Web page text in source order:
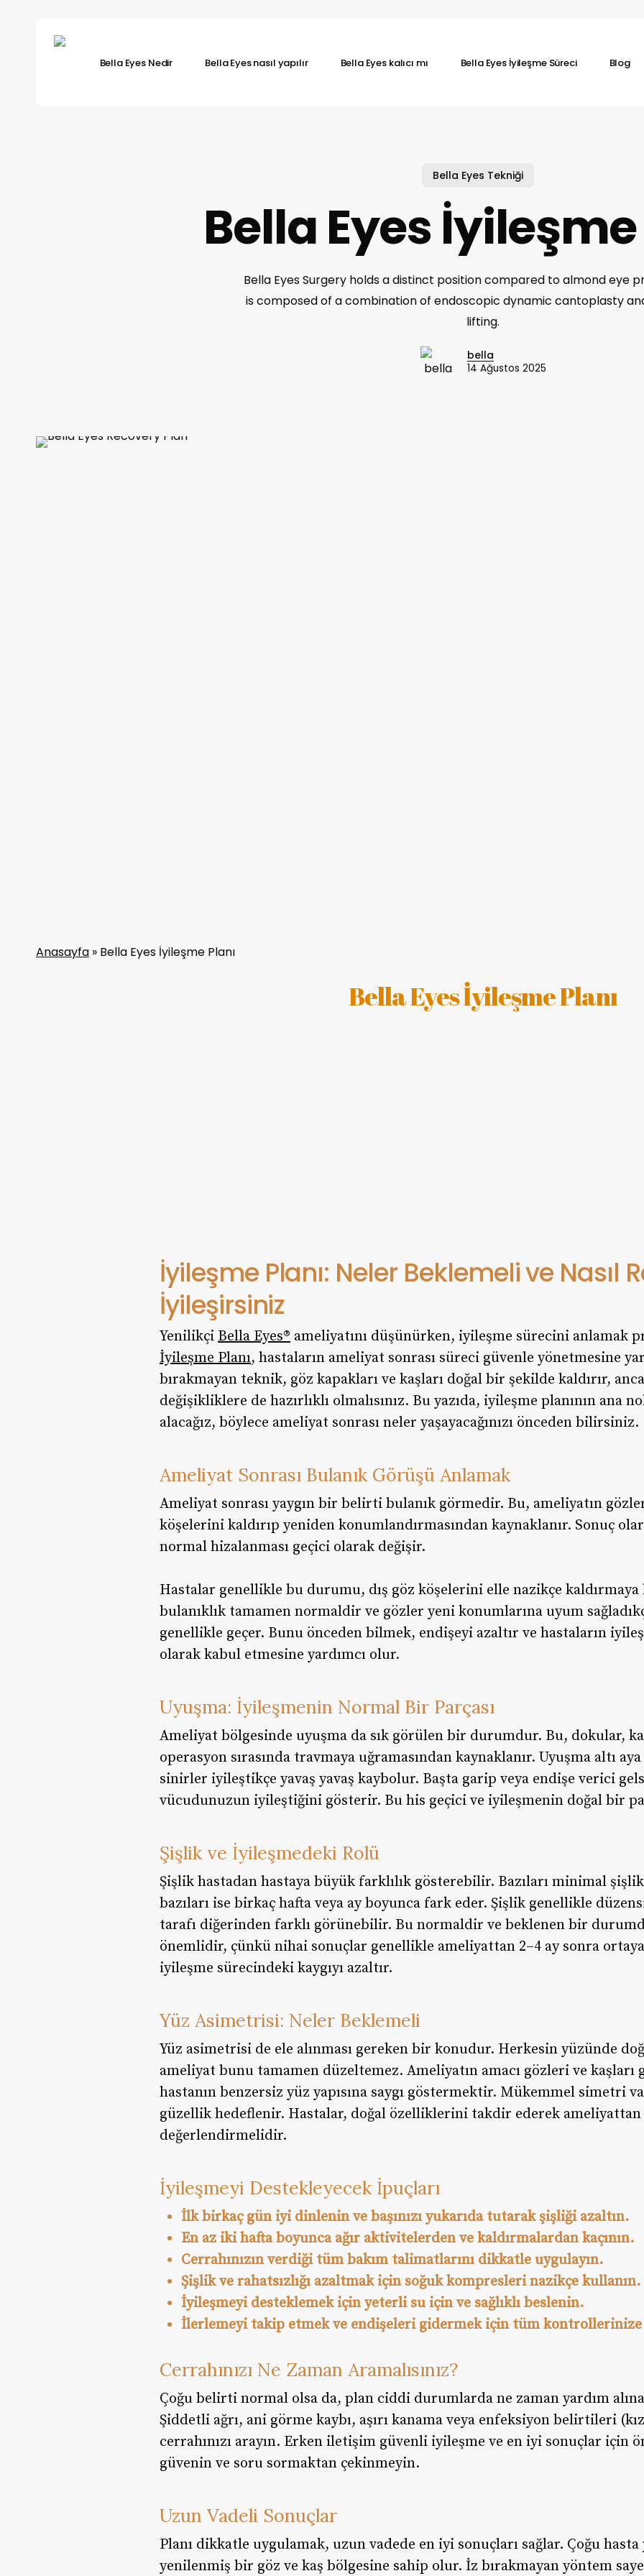
Bella Eyes Nedir Bella Eyes nasıl yapılır Bella Eyes kalıcı mı Bella Eyes İyileşme Süreci Blog
Bella Eyes Tekniği
Bella Eyes İyileşme
Bella Eyes Surgery holds a distinct position compared to almond eye
is composed of a combination of endoscopic dynamic cantoplasty
lifting.
bella
14 Ağustos 2025
Anasayfa » Bella Eyes İyileşme Planı
Bella Eyes İyileşme Planı
İyileşme Planı: Neler Beklemeli ve Nasıl
İyileşirsiniz
Yenilikçi Bella Eyes® ameliyatını düşünürken, iyileşme sürecini anlamak
İyileşme Planı, hastaların ameliyat sonrası süreci güvenle yönetmesine
bırakmayan teknik, göz kapakları ve kaşları doğal bir şekilde kaldırır,
değişikliklere de hazırlıklı olmalısınız. Bu yazıda, iyileşme planının ana
alacağız, böylece ameliyat sonrası neler yaşayacağınızı önceden bilirsiniz.
Ameliyat Sonrası Bulanık Görüşü Anlamak
Ameliyat sonrası yaygın bir belirti bulanık görmedir. Bu, ameliyatın
köşelerini kaldırıp yeniden konumlandırmasından kaynaklanır. Sonuç
normal hizalanması geçici olarak değişir.
Hastalar genellikle bu durumu, dış göz köşelerini elle nazikçe
bulanıklık tamamen normaldir ve gözler yeni konumlarına uyum
genellikle geçer. Bunu önceden bilmek, endişeyi azaltır ve hastaların
olarak kabul etmesine yardımcı olur.
Uyuşma: İyileşmenin Normal Bir Parçası
Ameliyat bölgesinde uyuşma da sık görülen bir durumdur. Bu, dokular,
operasyon sırasında travmaya uğramasından kaynaklanır. Uyuşma altı
sinirler iyileştikçe yavaş yavaş kaybolur. Başta garip veya endişe verici
vücudunuzun iyileştiğini gösterir. Bu his geçici ve iyileşmenin doğal bir
Şişlik ve İyileşmedeki Rolü
Şişlik hastadan hastaya büyük farklılık gösterebilir. Bazıları minimal şişlik
bazıları ise birkaç hafta veya ay boyunca fark eder. Şişlik genellikle
tarafı diğerinden farklı görünebilir. Bu normaldir ve beklenen bir
önemlidir, çünkü nihai sonuçlar genellikle ameliyattan 2–4 ay sonra
iyileşme sürecindeki kaygıyı azaltır.
Yüz Asimetrisi: Neler Beklemeli
Yüz asimetrisi de ele alınması gereken bir konudur. Herkesin yüzünde
ameliyat bunu tamamen düzeltemez. Ameliyatın amacı gözleri ve kaşları
hastanın benzersiz yüz yapısına saygı göstermektir. Mükemmel simetri
güzellik hedeflenir. Hastalar, doğal özelliklerini takdir ederek
değerlendirmelidir.
İyileşmeyi Destekleyecek İpuçları
İlk birkaç gün iyi dinlenin ve başınızı yukarıda tutarak şişliği azaltın.
En az iki hafta boyunca ağır aktivitelerden ve kaldırmalardan kaçının.
Cerrahınızın verdiği tüm bakım talimatlarını dikkatle uygulayın.
Şişlik ve rahatsızlığı azaltmak için soğuk kompresleri nazikçe kullanın.
İyileşmeyi desteklemek için yeterli su için ve sağlıklı beslenin.
İlerlemeyi takip etmek ve endişeleri gidermek için tüm
Cerrahınızı Ne Zaman Aramalısınız?
Çoğu belirti normal olsa da, plan ciddi durumlarda ne zaman yardım
Şiddetli ağrı, ani görme kaybı, aşırı kanama veya enfeksiyon belirtileri
cerrahınızı arayın. Erken iletişim güvenli iyileşme ve en iyi sonuçlar için
güvenin ve soru sormaktan çekinmeyin.
Uzun Vadeli Sonuçlar
Planı dikkatle uygulamak, uzun vadede en iyi sonuçları sağlar. Çoğu hasta
yenilenmiş bir göz ve kaş bölgesine sahip olur. İz bırakmayan yöntem